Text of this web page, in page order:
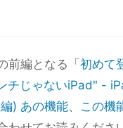
前編となる「 初めて
チじゃないiPad" -
) あの機能、この機